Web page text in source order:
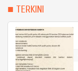
■ TERKINI